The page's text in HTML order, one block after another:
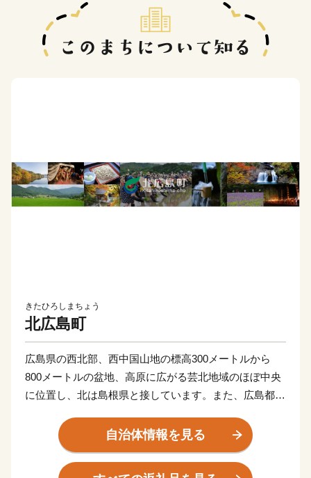
きたひろしまちょう
北広島町
広島県の西北部、西中国山地の標高300メートルから
800メートルの盆地、高原に広がる芸北地域のほぼ中央
に位置し、北は島根県と接しています。また、広島都市
源流域でもあります。
春の新緑、夏の清流、秋の紅葉、冬のウインタースポー
自治体情報を見る